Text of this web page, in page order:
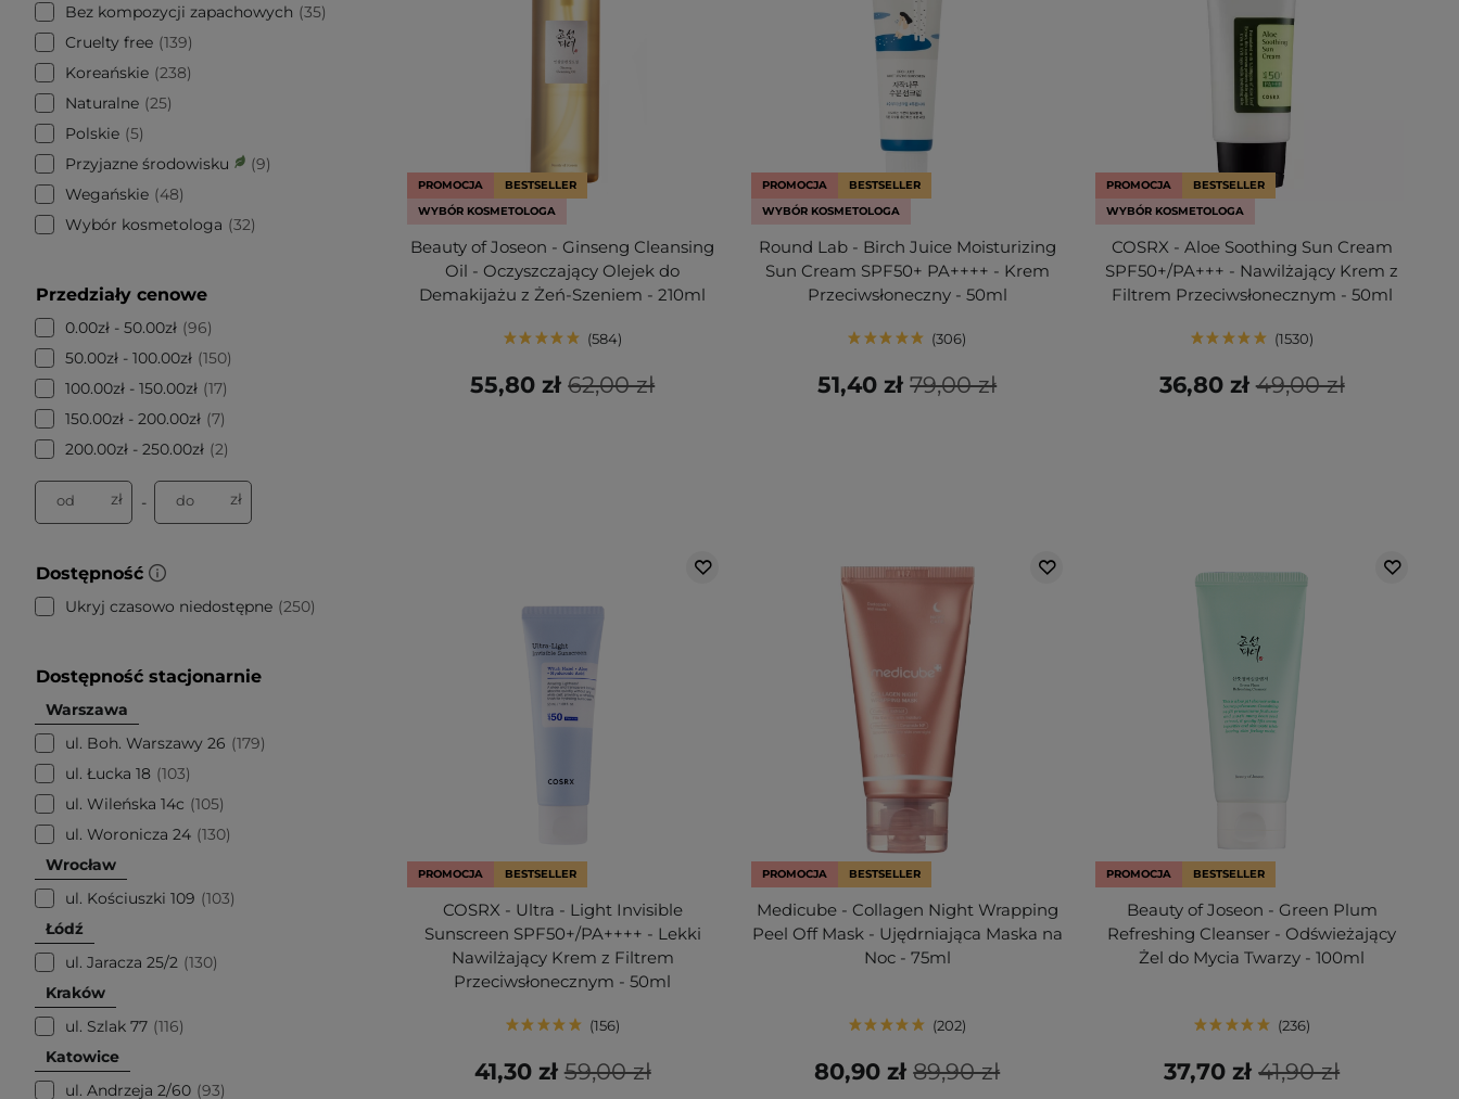
Bez kompozycji zapachowych
35
Cruelty free 139
Koreańskie 238
Naturalne 25
Polskie 5
Przyjazne środowisku
9
Wegańskie
48
Wybór kosmetologa
32
Przedziały cenowe
0.00zł - 50.00zł 96
50.00zł - 100.00zł 150
100.00zł - 150.00zł 17
150.00zł - 200.00zł 7
200.00zł - 250.00zł 2
od zł - do zł
Dostępność
Ukryj czasowo niedostępne 250
Dostępność stacjonarnie
Warszawa
ul. Boh. Warszawy 26
179
ul. Łucka 18 103
ul. Wileńska 14c
105
ul. Woronicza 24 130
Wrocław
ul. Kościuszki 109
103
Łódź
ul. Jaracza 25/2 130
Kraków
ul. Szlak 77 116
Katowice
ul. Andrzeja 2/60 93
PROMOCJA
BESTSELLER
WYBÓR KOSMETOLOGA
Beauty of Joseon - Ginseng Cleansing
Oil - Oczyszczający Olejek do
Demakijażu z Żeń-Szeniem - 210ml
584
62,00 zł
55,80 zł
PROMOCJA
BESTSELLER
WYBÓR KOSMETOLOGA
Round Lab - Birch Juice Moisturizing
Sun Cream SPF50+ PA++++ - Krem
Przeciwsłoneczny - 50ml
306
79,00 zł
51,40 zł
PROMOCJA
BESTSELLER
WYBÓR KOSMETOLOGA
COSRX - Aloe Soothing Sun Cream
SPF50+/PA+++ - Nawilżający Krem z
Filtrem Przeciwsłonecznym - 50ml
1530
49,00 zł
36,80 zł
PROMOCJA BESTSELLER
COSRX - Ultra - Light Invisible
Sunscreen SPF50+/PA++++ - Lekki
Nawilżający Krem z Filtrem
Przeciwsłonecznym - 50ml
156
59,00 zł
41,30 zł
PROMOCJA BESTSELLER
Medicube - Collagen Night Wrapping
Peel Off Mask - Ujędrniająca Maska na
Noc - 75ml
202
89,90 zł
80,90 zł
PROMOCJA BESTSELLER
Beauty of Joseon - Green Plum
Refreshing Cleanser - Odświeżający
Żel do Mycia Twarzy - 100ml
236
41,90 zł
37,70 zł